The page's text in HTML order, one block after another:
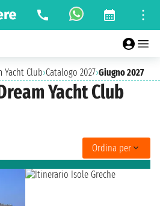
Yacht Club›Catalogo 2027›Giugno 2027
Yacht Club
Ordina per